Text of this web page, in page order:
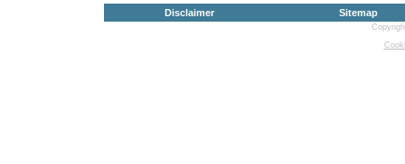
Disclaimer Sitemap